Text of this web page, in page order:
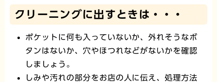
クリーニングに出すときは・・・
ポケットに何も入っていないか、外れそうなボ
タンはないか、穴やほつれなどがないかを確認
しましょう。
しみや汚れの部分をお店の人に伝え、処理方法